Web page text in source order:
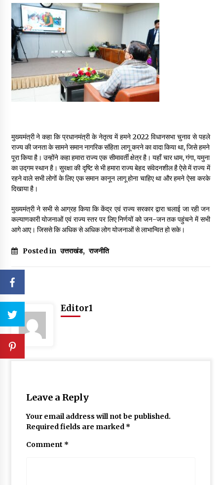
मुख्यमंत्री ने कहा कि प्रधानमंत्री के नेतृत्व में हमने 2022 विधानसभा चुनाव से पहले
राज्य की जनता के सामने समान नागरिक संहिता लागू करने का वादा किया था, जिसे हमने
पूरा किया है। उन्होंने कहा हमारा राज्य एक सीमावर्ती क्षेत्र है। यहाँ चार धाम, गंगा, यमुना
का उद्गम स्थान है। सुरक्षा की दृष्टि से भी हमारा राज्य बेहद संवेदनशील है ऐसे में राज्य में
रहने वाले सभी लोगों के लिए एक समान कानून लागू होना चाहिए था और हमने ऐसा करके
दिखाया है।
मुख्यमंत्री ने सभी से आग्रह किया कि केंद्र एवं राज्य सरकार द्वारा चलाई जा रही जन
कल्याणकारी योजनाओं एवं राज्य स्तर पर लिए निर्णयों को जन-जन तक पहुंचने में सभी
आगे आए। जिससे कि अधिक से अधिक लोग योजनाओं से लाभान्वित हो सके।
Posted in उत्तराखंड, राजनीति
Editor1
Leave a Reply
Your email address will not be published.
Required fields are marked *
Comment *